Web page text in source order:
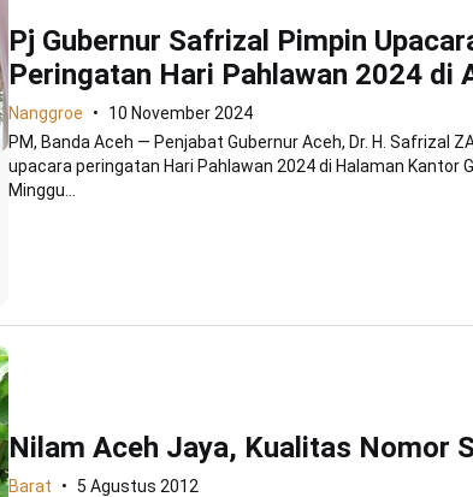
Pj Gubernur Safrizal Pimpin
Peringatan Hari Pahlawan 2024 di
Nanggroe
10 November 2024
PM, Banda Aceh — Penjabat Gubernur Aceh, Dr. H. Safrizal
upacara peringatan Hari Pahlawan 2024 di Halaman Kantor
Minggu...
Nilam Aceh Jaya, Kualitas Nomor
Barat
5 Agustus 2012